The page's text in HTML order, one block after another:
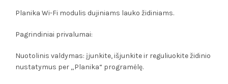
price
was:
760.00€.
price
530.00€.
Planika Wi-Fi modulis dujiniams lauko židiniams.
Pagrindiniai privalumai:
Nuotolinis valdymas: įjunkite, išjunkite ir reguliuokite židinio
nustatymus per „Planika“ programėlę.